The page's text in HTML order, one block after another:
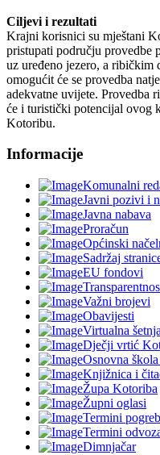
Ciljevi i rezultati
Krajni korisnici su mještani
pristupati području provedbe
uz uređeno jezero, a ribičkim
omogućit će se provedba
adekvatne uvijete. Provedba
će i turistički potencijal ovog
Kotoribu.
Informacije
Komunalni
Javni pozivi i
Javna nabava
Proračun
Općinski
Sadržaj
EU fondovi
Važni brojevi
Obavijesti
Virtualna šetnja
Dječji vrtić
Osnovna
Knjižnica i
Župa Kotoriba
Župni oglasi
Termini
Termini
Dimnjačar